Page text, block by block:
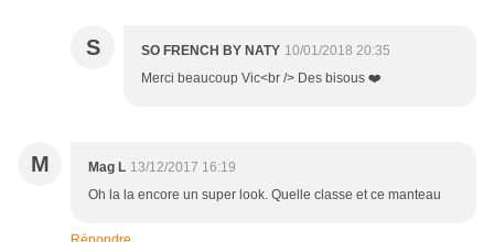
S SO FRENCH BY NATY 10/01/2018 20:35
Merci beaucoup Vic<br /> Des bisous ❤️
M Mag L 13/12/2017 16:19
Oh la la encore un super look. Quelle classe et ce manteau